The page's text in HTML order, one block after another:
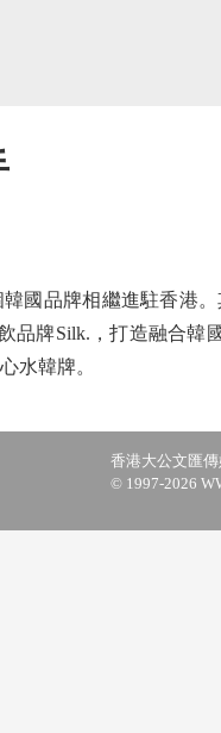
牌相繼進駐香港。
牌Silk.，打造融合韓
水韓牌。
香港大公文匯
© 1997-2026